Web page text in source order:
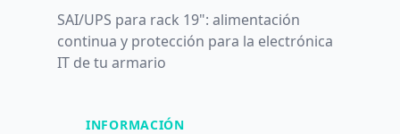
SAI/UPS para rack 19": alimentación
continua y protección para la electrónica
IT de tu armario
INFORMACIÓN